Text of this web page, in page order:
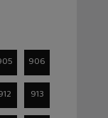
906
913